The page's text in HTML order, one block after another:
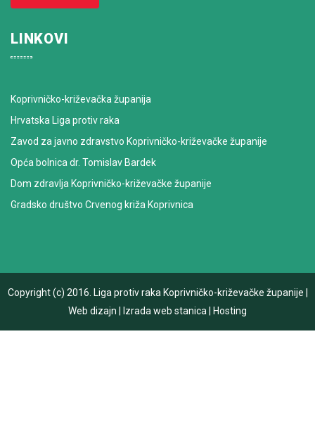
LINKOVI
Koprivničko-križevačka županija
Hrvatska Liga protiv raka
Zavod za javno zdravstvo Koprivničko-križevačke županije
Opća bolnica dr. Tomislav Bardek
Dom zdravlja Koprivničko-križevačke županije
Gradsko društvo Crvenog križa Koprivnica
Copyright (c) 2016. Liga protiv raka Koprivničko-križevačke županije
Web dizajn
Izrada web stanica Hosting